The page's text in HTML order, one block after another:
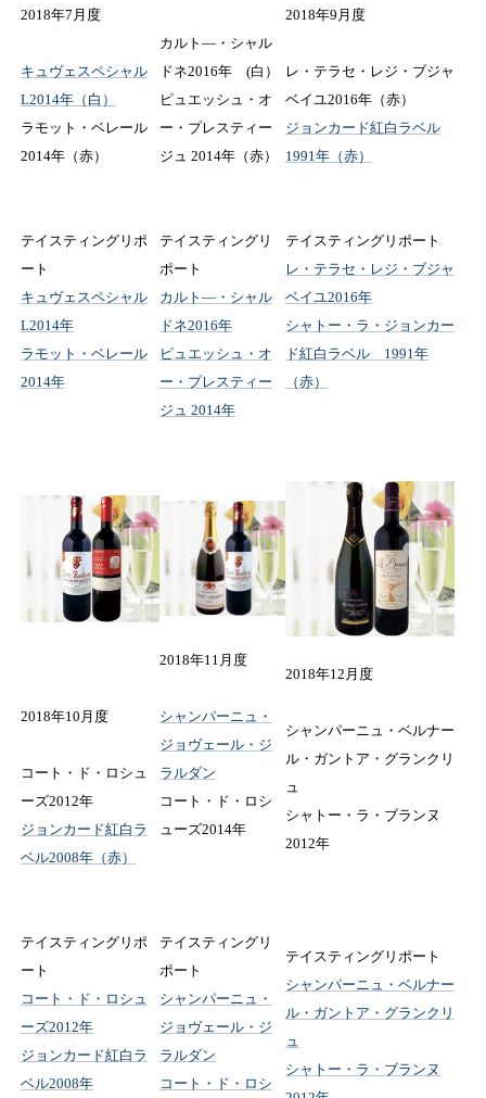
2018年7月度
キュヴェスペシャル
L2014年（白）
ラモット・ベレール
2014年（赤）
テイスティングリポ
ート
キュヴェスペシャル
L2014年
ラモット・ベレール
2014年
カルト―・シャル
ドネ2016年 (白）
ピュエッシュ・オ
ー・プレスティー
ジュ 2014年（赤）
テイスティングリ
ポート
カルト―・シャル
ドネ2016年
ピュエッシュ・オ
ー・プレスティー
ジュ 2014年
2018年9月度
レ・テラセ・レジ・ブジャ
ベイユ2016年（赤）
ジョンカード紅白ラベル
1991年（赤）
テイスティングリポート
レ・テラセ・レジ・ブジャ
ベイユ2016年
シャトー・ラ・ジョンカー
ド紅白ラベル 1991年
（赤）
2018年10月度
コート・ド・ロシュ
ーズ2012年
ジョンカード紅白ラ
ベル2008年（赤）
テイスティングリポ
ート
コート・ド・ロシュ
ーズ2012年
ジョンカード紅白ラ
ベル2008年
2018年11月度
シャンパーニュ・
ジョヴェール・ジ
ラルダン
コート・ド・ロシ
ューズ2014年
テイスティングリ
ポート
シャンパーニュ・
ジョヴェール・ジ
ラルダン
コート・ド・ロシ
2018年12月度
シャンパーニュ・ベルナー
ル・ガントア・グランクリ
ュ
シャトー・ラ・ブランヌ
2012年
テイスティングリポート
シャンパーニュ・ベルナー
ル・ガントア・グランクリ
ュ
シャトー・ラ・ブランヌ